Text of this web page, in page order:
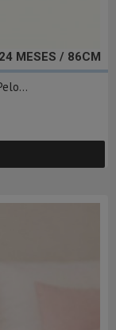
24 MESES / 86CM